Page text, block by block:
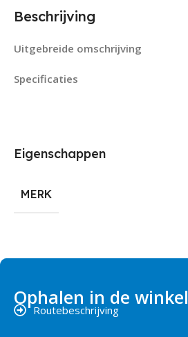
Beschrijving
Uitgebreide omschrijving
Specificaties
Eigenschappen
MERK
Ophalen in de winkel
Routebeschrijving